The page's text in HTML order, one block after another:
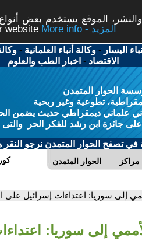
الموقع يستخدم بعض
website
More info - المزيد
اليسار -وكالة أنباء العلمانية -
الاقتصاد - اخبار الطب والعلوم
الحوار المتمدن
تطوعية وغير ربحية
ديمقراطي حديث يضمن
جائزة ابن رشد للفكر الحر والتى
في تصفح الحوار المتمدن نرجو النقر
الحوار المتمدن مراكز
إلى سوريا: اعتداءات إسرائيل على
إلى سوريا: